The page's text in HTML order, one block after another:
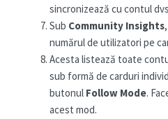
sincronizează cu contul
Sub Community Insights
numărul de utilizatori pe
Acesta listează toate
sub formă de carduri
butonul Follow Mode.
acest mod.